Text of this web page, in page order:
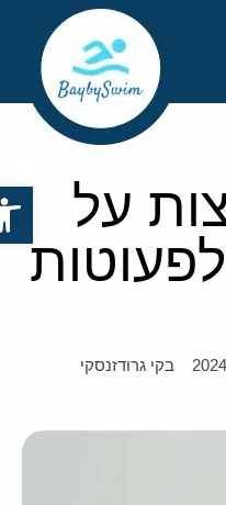
על
בקי גרודזנסקי
פתח